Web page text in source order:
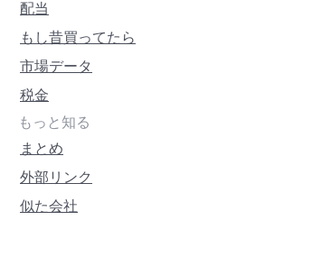
配当
もし昔買ってたら
市場データ
税金
もっと知る
まとめ
外部リンク
似た会社